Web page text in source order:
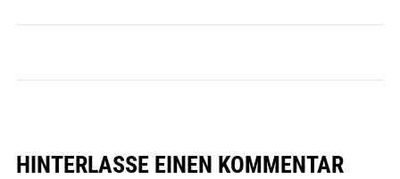
HINTERLASSE EINEN KOMMENTAR